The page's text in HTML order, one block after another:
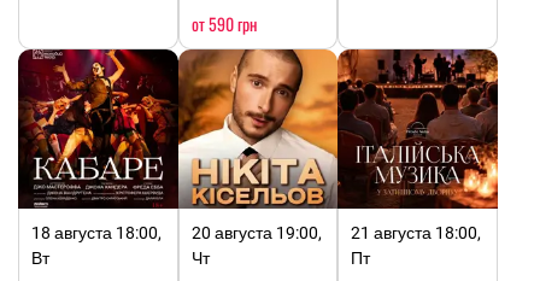
от 590 грн
18 августа 18:00,
Вт
20 августа 19:00,
Чт
21 августа 18:00,
Пт